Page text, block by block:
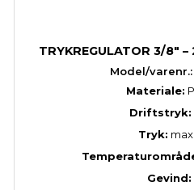
TRYKREGULATOR 3/8"
Model/varenr.:
Materiale:
Driftstryk:
Tryk: max
Gevind: